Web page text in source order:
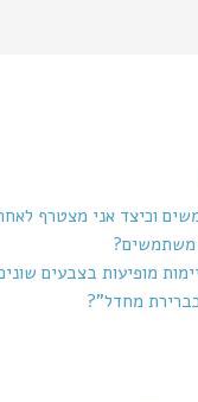
וכיצד אני מצטרף
משתמשים?
מופיעות בצבעים
מחדל”?